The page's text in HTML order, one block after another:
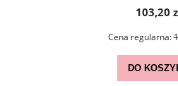
103,20
Cena regularna:
DO